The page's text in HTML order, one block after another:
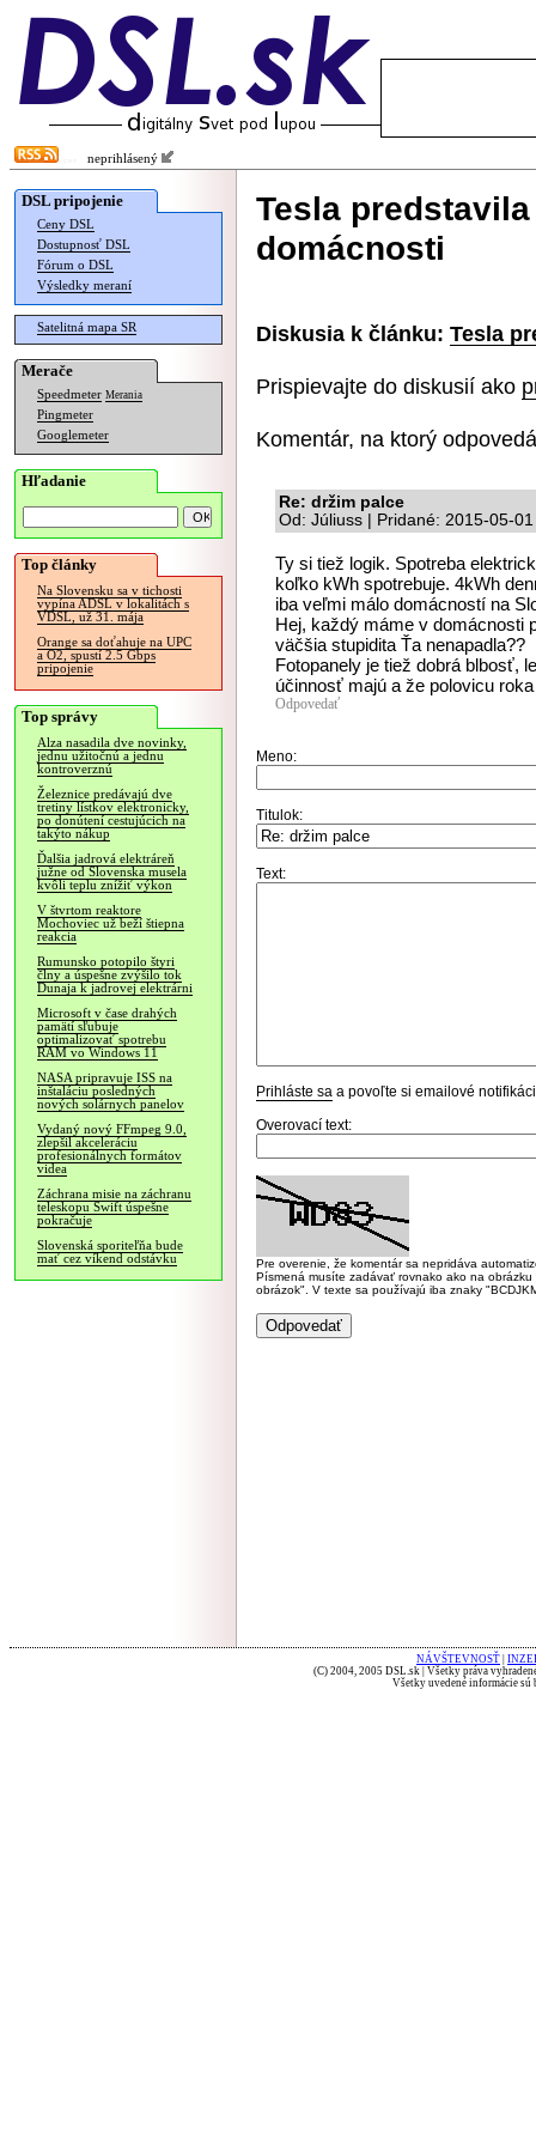
neprihlásený
DSL pripojenie
Ceny DSL
Dostupnosť DSL
Fórum o DSL
Výsledky meraní
Satelitná mapa SR
Merače
Speedmeter Merania
Pingmeter
Googlemeter
Hľadanie
Top články
Na Slovensku sa v tichosti
vypína ADSL v lokalitách s
VDSL, už 31. mája
Orange sa doťahuje na UPC
a O2, spustí 2.5 Gbps
pripojenie
Top správy
Alza nasadila dve novinky,
jednu užitočnú a jednu
kontroverznú
Železnice predávajú dve
tretiny lístkov elektronicky,
po donútení cestujúcich na
takýto nákup
Ďalšia jadrová elektráreň
južne od Slovenska musela
kvôli teplu znížiť výkon
V štvrtom reaktore
Mochoviec už beží štiepna
reakcia
Rumunsko potopilo štyri
člny a úspešne zvýšilo tok
Dunaja k jadrovej elektrárni
Microsoft v čase drahých
pamätí sľubuje
optimalizovať spotrebu
RAM vo Windows 11
NASA pripravuje ISS na
inštaláciu posledných
nových solárnych panelov
Vydaný nový FFmpeg 9.0,
zlepšil akceleráciu
profesionálnych formátov
videa
Záchrana misie na záchranu
teleskopu Swift úspešne
pokračuje
Slovenská sporiteľňa bude
mať cez víkend odstávku
Tesla
domácnosti
Diskusia k článku: Tesla
Prispievajte do diskusií ako
Komentár, na ktorý
Re: držim palce
Od: Júliuss | Pridané: 2015-05-
Ty si tiež logik. Spotreba
koľko kWh spotrebuje. 4kWh
iba veľmi málo domácností na
Hej, každý máme v domácnosti
väčšia stupidita Ťa nenapadla??
Fotopanely je tiež dobrá blbosť,
účinnosť majú a že polovicu
Odpovedať
Meno:
Titulok:
Text:
Prihláste sa a povoľte si emailové
Overovací text:
Pre overenie, že komentár sa nepridáva
Písmená musíte zadávať rovnako ako na
obrázok". V texte sa používajú iba znaky
NÁVŠTEVNOSŤ
(C) 2004, 2005 DSL.sk | Všetky práva
Všetky uvedené informácie sú